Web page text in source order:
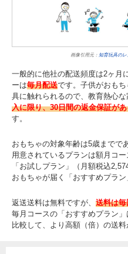
画像引用元： 知育玩具のレ
一般的に他社の配送頻度は2ヶ月
ーは毎月配送です。子供がおも
具に触れられるので、教育熱心
入に限り、30日間の返金保証が
す。
おもちゃの対象年齢は5歳までで
用意されているプランは額月コ
「お試しプラン」（月額税込
おもちゃが届く「おすすめプラ
返送送料は無料ですが、 送料は
毎月コースの「おすすめプラン
比較して、より高額（倍）の送料